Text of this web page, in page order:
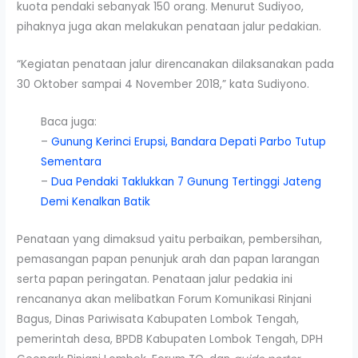
kuota pendaki sebanyak 150 orang. Menurut Sudiyoo,
pihaknya juga akan melakukan penataan jalur pedakian.
“Kegiatan penataan jalur direncanakan dilaksanakan pada
30 Oktober sampai 4 November 2018,” kata Sudiyono.
Baca juga:
–Gunung Kerinci Erupsi, Bandara Depati Parbo Tutup
Sementara
–Dua Pendaki Taklukkan 7 Gunung Tertinggi Jateng
Demi Kenalkan Batik
Penataan yang dimaksud yaitu perbaikan, pembersihan,
pemasangan papan penunjuk arah dan papan larangan
serta papan peringatan. Penataan jalur pedakia ini
rencananya akan melibatkan Forum Komunikasi Rinjani
Bagus, Dinas Pariwisata Kabupaten Lombok Tengah,
pemerintah desa, BPDB Kabupaten Lombok Tengah, DPH